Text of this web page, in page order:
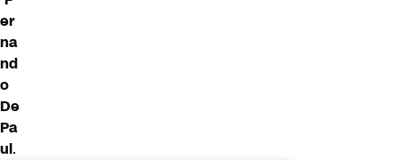
er
na
nd
o
De
Pa
ul.